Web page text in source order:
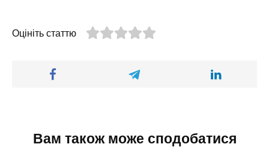
Оцініть статтю
Вам також може сподобатися